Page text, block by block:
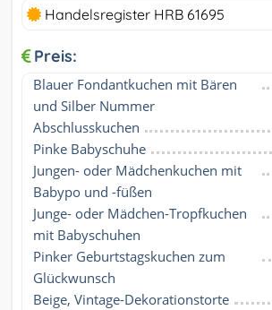
Handelsregister HRB 61695
Preis:
Blauer Fondantkuchen mit Bären
und Silber Nummer
Abschlusskuchen
Pinke Babyschuhe
Jungen- oder Mädchenkuchen mit
Babypo und -füßen
Junge- oder Mädchen-Tropfkuchen
mit Babyschuhen
Pinker Geburtstagskuchen zum
Glückwunsch
Beige, Vintage-Dekorationstorte